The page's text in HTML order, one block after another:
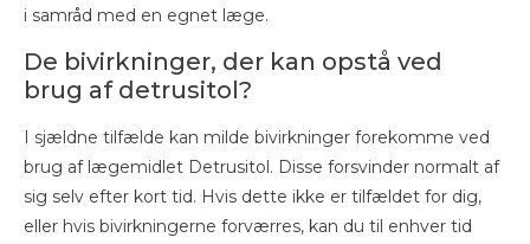
i samråd med en egnet læge.
De bivirkninger, der kan opstå ved
brug af detrusitol?
I sjældne tilfælde kan milde bivirkninger forekomme ved
brug af lægemidlet Detrusitol. Disse forsvinder normalt af
sig selv efter kort tid. Hvis dette ikke er tilfældet for dig,
eller hvis bivirkningerne forværres, kan du til enhver tid